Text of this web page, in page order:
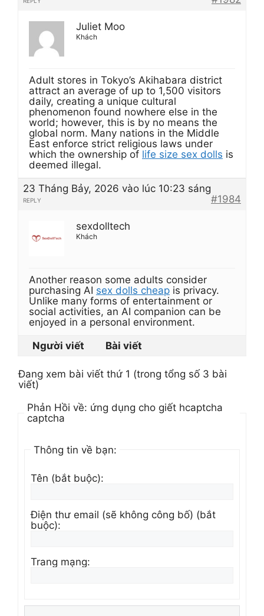
Juliet Moo
Khách
Adult stores in Tokyo’s Akihabara district
attract an average of up to 1,500 visitors
daily, creating a unique cultural
phenomenon found nowhere else in the
world; however, this is by no means the
global norm. Many nations in the Middle
East enforce strict religious laws under
which the ownership of life size sex dolls is
deemed illegal.
23 Tháng Bảy, 2026 vào lúc 10:23 sáng
#1984
REPLY
sexdolltech
Khách
Another reason some adults consider
purchasing AI sex dolls cheap is privacy.
Unlike many forms of entertainment or
social activities, an AI companion can be
enjoyed in a personal environment.
Người viết
Bài viết
Đang xem bài viết thứ 1 (trong tổng số 3 bài
viết)
Phản Hồi về: ứng dụng cho giết hcaptcha
captcha
Thông tin về bạn:
Tên (bắt buộc):
Điện thư email (sẽ không công bố) (bắt
buộc):
Trang mạng: